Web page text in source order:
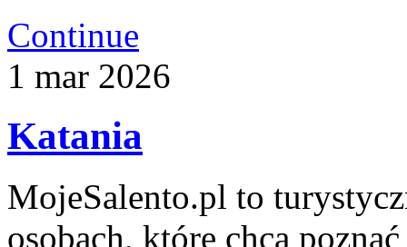
Continue
1 mar 2026
Katania
MojeSalento.pl to
osobach, które chcą